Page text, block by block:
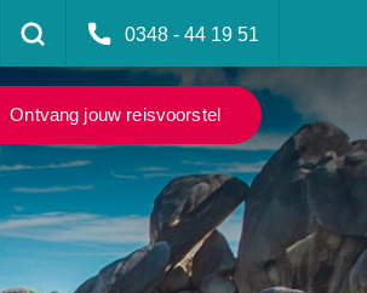
0348 - 44 19 51
Ontvang jouw reisvoorstel